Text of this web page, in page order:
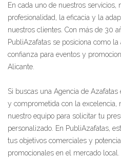
En cada uno de nuestros servicios,
profesionalidad, la eficacia y la
nuestros clientes. Con más de 30
PubliAzafatas se posiciona como
confianza para eventos y
Alicante.
Si buscas una Agencia de
y comprometida con la excelencia,
nuestro equipo para solicitar tu
personalizado. En PubliAzafatas,
tus objetivos comerciales y
promocionales en el mercado local.